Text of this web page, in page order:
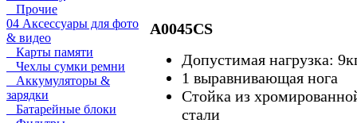
Прочие
04 Аксессуары для фото
& видео
Карты памяти
Чехлы сумки ремни
Аккумуляторы &
зарядки
Батарейные блоки
A0045CS
Допустимая нагрузка:
1 выравнивающая нога
Стойка из
стали